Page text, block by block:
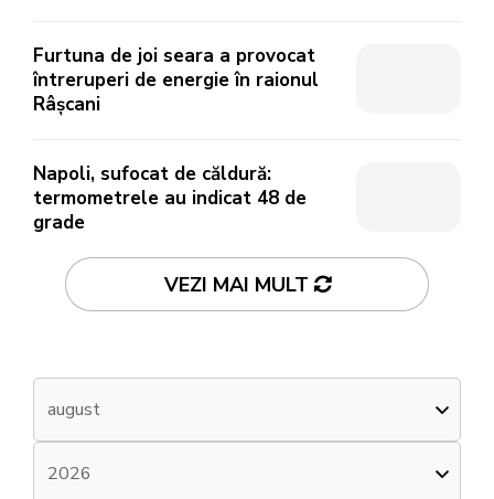
Furtuna de joi seara a provocat
întreruperi de energie în raionul
Râșcani
Napoli, sufocat de căldură:
termometrele au indicat 48 de
grade
VEZI MAI MULT